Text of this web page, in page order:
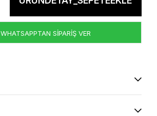
WHATSAPPTAN SİPARİŞ VER